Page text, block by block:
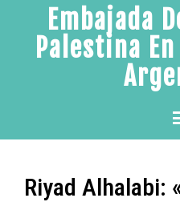
content
Embajada
Palestina
Riyad Alhalabi: